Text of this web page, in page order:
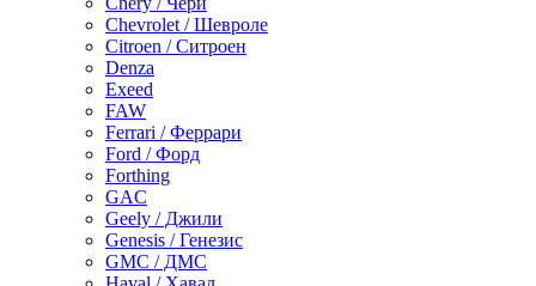
Chevrolet / Шевроле
Citroen / Ситроен
Denza
Exeed
FAW
Ferrari / Феррари
Ford / Форд
Forthing
GAC
Geely / Джили
Genesis / Генезис
GMC / ДМС